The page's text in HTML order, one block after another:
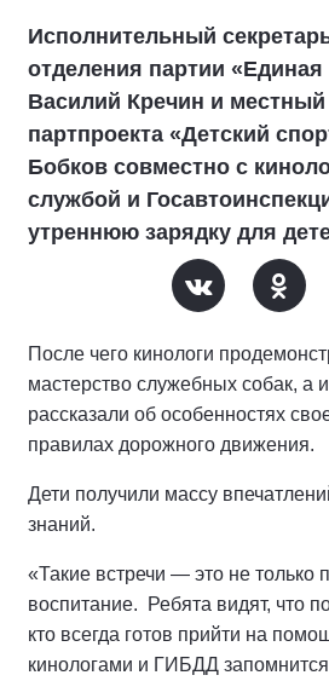
Исполнительный
отделения партии
Василий Кречин и
партпроекта «Детский
Бобков совместно с
службой и
утреннюю зарядку для
После чего кинологи
мастерство служебных собак, а
рассказали об особенностях
правилах дорожного движения.
Дети получили массу
знаний.
«Такие встречи — это не только
воспитание. Ребята видят, что
кто всегда готов прийти на
кинологами и ГИБДД